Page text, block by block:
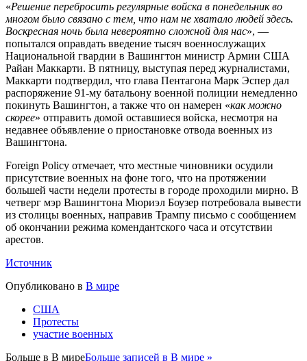
«Решение перебросить регулярные войска в понедельник во
многом было связано с тем, что нам не хватало людей здесь.
Воскресная ночь была невероятно сложной для нас», —
попытался оправдать введение тысяч военнослужащих
Национальной гвардии в Вашингтон министр Армии США
Райан Маккарти. В пятницу, выступая перед журналистами,
Маккарти подтвердил, что глава Пентагона Марк Эспер дал
распоряжение 91-му батальону военной полиции немедленно
покинуть Вашингтон, а также что он намерен «как можно
скорее» отправить домой оставшиеся войска, несмотря на
недавнее объявление о приостановке отвода военных из
Вашингтона.
Foreign Policy отмечает, что местные чиновники осудили
присутствие военных на фоне того, что на протяжении
большей части недели протесты в городе проходили мирно. В
четверг мэр Вашингтона Мюриэл Боузер потребовала вывести
из столицы военных, направив Трампу письмо с сообщением
об окончании режима комендантского часа и отсутствии
арестов.
Источник
Опубликовано в В мире
США
Протесты
участие военных
Больше в В миреБольше записей в В мире »